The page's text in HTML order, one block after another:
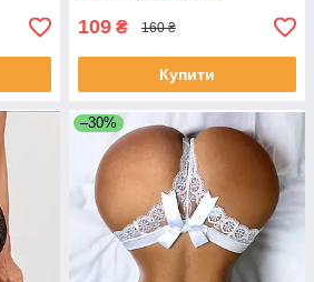
109 ₴ 160 ₴
Купити
–30%